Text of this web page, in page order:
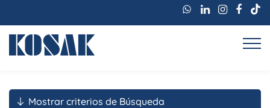
Mostrar criterios de Búsqueda